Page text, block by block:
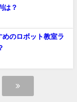
は？
めのロボット教室ラ